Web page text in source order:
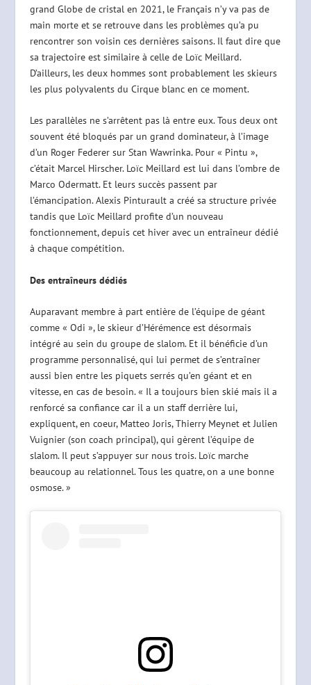
grand Globe de cristal en 2021, le Français n’y va pas de
main morte et se retrouve dans les problèmes qu’a pu
rencontrer son voisin ces dernières saisons. Il faut dire que
sa trajectoire est similaire à celle de Loïc Meillard.
D’ailleurs, les deux hommes sont probablement les skieurs
les plus polyvalents du Cirque blanc en ce moment.
Les parallèles ne s’arrêtent pas là entre eux. Tous deux ont
souvent été bloqués par un grand dominateur, à l’image
d’un Roger Federer sur Stan Wawrinka. Pour « Pintu »,
c’était Marcel Hirscher. Loïc Meillard est lui dans l’ombre de
Marco Odermatt. Et leurs succès passent par
l’émancipation. Alexis Pinturault a créé sa structure privée
tandis que Loïc Meillard profite d’un nouveau
fonctionnement, depuis cet hiver avec un entraîneur dédié
à chaque compétition.
Des entraîneurs dédiés
Auparavant membre à part entière de l’équipe de géant
comme « Odi », le skieur d’Hérémence est désormais
intégré au sein du groupe de slalom. Et il bénéficie d’un
programme personnalisé, qui lui permet de s’entraîner
aussi bien entre les piquets serrés qu’en géant et en
vitesse, en cas de besoin. « Il a toujours bien skié mais il a
renforcé sa confiance car il a un staff derrière lui,
expliquent, en coeur, Matteo Joris, Thierry Meynet et Julien
Vuignier (son coach principal), qui gèrent l’équipe de
slalom. Il peut s’appuyer sur nous trois. Loïc marche
beaucoup au relationnel. Tous les quatre, on a une bonne
osmose. »